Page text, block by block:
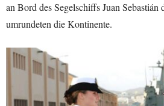
an Bord des Segelschiffs Juan Sebastián
umrundeten die Kontinente.